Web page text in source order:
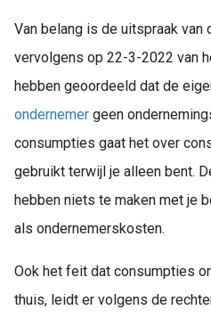
Van belang is de uitspraak van
vervolgens op 22-3-2022 van
hebben geoordeeld dat de
ondernemer geen
consumpties gaat het over
gebruikt terwijl je alleen bent.
hebben niets te maken met je
als ondernemerskosten.
Ook het feit dat consumpties
thuis, leidt er volgens de